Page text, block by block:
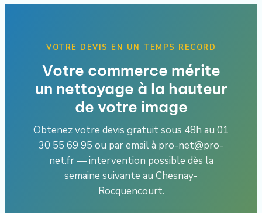
VOTRE DEVIS EN UN TEMPS RECORD
Votre commerce mérite
un nettoyage à la hauteur
de votre image
Obtenez votre devis gratuit sous 48h au 01
30 55 69 95 ou par email à pro-net@pro-
net.fr — intervention possible dès la
semaine suivante au Chesnay-
Rocquencourt.